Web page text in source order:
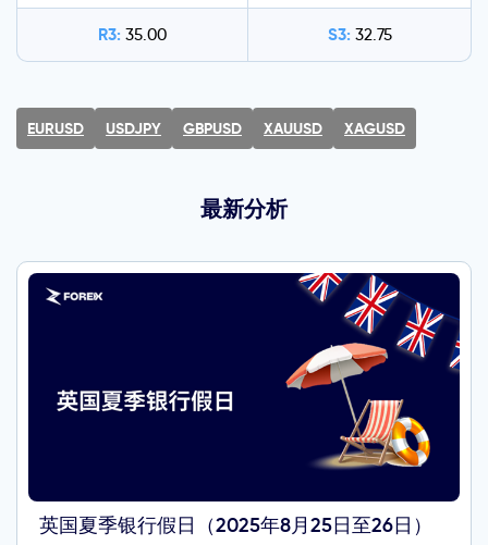
R3: 35.00 S3: 32.75
EURUSD USDJPY GBPUSD XAUUSD XAGUSD
最新分析
英国夏季银行假日（2025年8月25日至26日）